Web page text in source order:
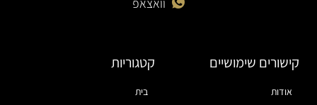
וואצאפ
קישורים שימושיים
אודות
קטגוריות
בית